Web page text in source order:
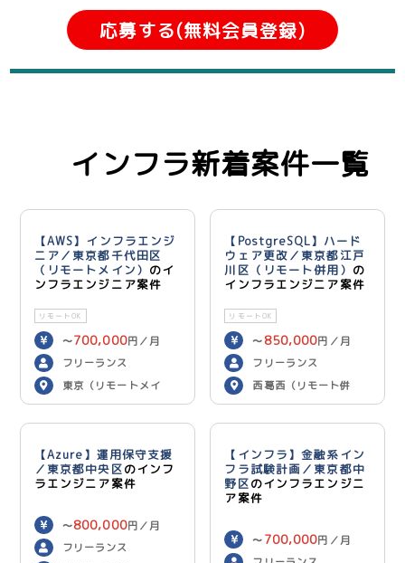
応募する(無料会員登録)
インフラ新着案件一覧
【AWS】インフラエンジ
ニア／東京都千代田区
（リモートメイン） のイ
ンフラエンジニア案件
リモートOK
〜700,000円／月
フリーランス
東京（リモートメイ
ン）
【PostgreSQL】ハード
ウェア更改／東京都江戸
川区（リモート併用） の
インフラエンジニア案件
リモートOK
〜 850,000円／月
フリーランス
西葛西（リモート併
用）
【Azure】運用保守支援
／東京都中央区のインフ
ラエンジニア案件
〜800,000円／月
フリーランス
【インフラ】金融系イン
フラ試験計画／東京都中
野区のインフラエンジニ
ア案件
〜 700,000円／月